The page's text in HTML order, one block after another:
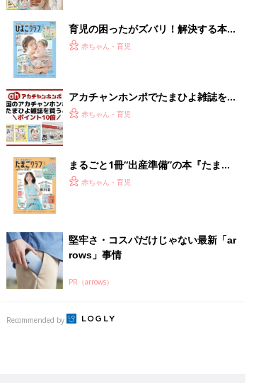
育児の困ったがズバリ！解決する本
『ひよこクラブ 秋号』 4カ月～2才
赤ちゃん・育児
アカチャンホンポでたまひよ雑誌を買
うとポイント10倍【期間限定】
赤ちゃん・育児
まるごと1冊“出産準備”の本『たまご
クラブ 夏号』〈スペシャル大特集〉
赤ちゃん・育児
堅牢さ・コスパだけじゃない最新「ar
rows」事情
PR（arrows）
Recommended by